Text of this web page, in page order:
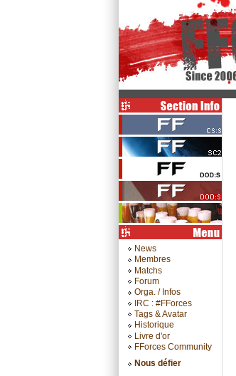
News
Membres
Matchs
Forum
Orga. / Infos
IRC : #FForces
Tags & Avatar
Historique
Livre d'or
FForces Community
Nous défier